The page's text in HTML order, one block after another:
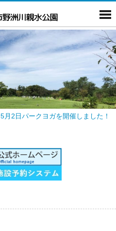
5月2日パークヨガを開催しました！